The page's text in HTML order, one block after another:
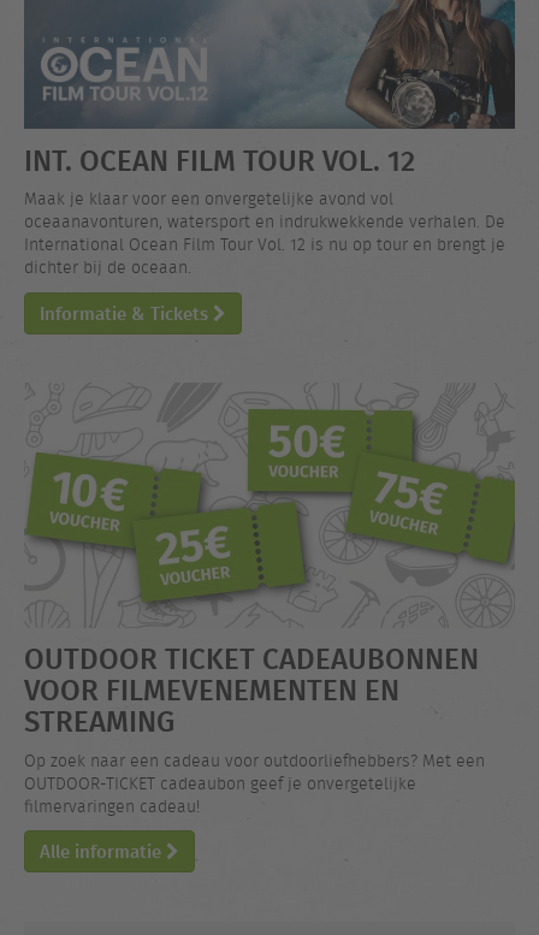
INT. OCEAN FILM TOUR VOL. 12
Maak je klaar voor een onvergetelijke avond vol
oceaanavonturen, watersport en indrukwekkende verhalen. De
International Ocean Film Tour Vol. 12 is nu op tour en brengt je
dichter bij de oceaan.
Informatie & Tickets
OUTDOOR TICKET CADEAUBONNEN
VOOR FILMEVENEMENTEN EN
STREAMING
Op zoek naar een cadeau voor outdoorliefhebbers? Met een
OUTDOOR-TICKET cadeaubon geef je onvergetelijke
filmervaringen cadeau!
Alle informatie